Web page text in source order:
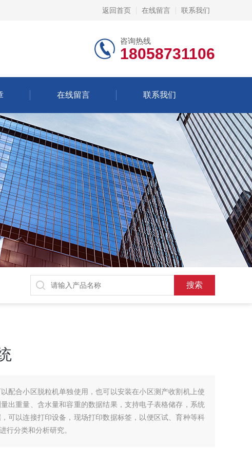
返回首页 在线留言 联系我们
咨询热线
18058731106
在线留言 联系我们
配合小区脱粒机单独使用，也可以安装在小区测产收割机上使
出重量、含水量和容重的数据结果，支持电子表格储存，系统
可以连接打印设备，现场打印数据标签，以便区试、育种等科
行分类和分析研究。